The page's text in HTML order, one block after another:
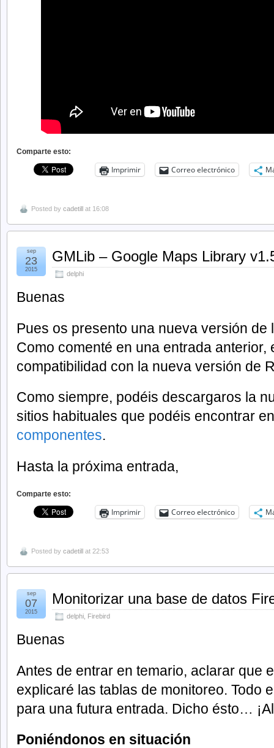
Comparte esto:
Imprimir Correo electrónico
Posted by cadetill at 16:08
GMLib – Google Maps Library
delphi
sep
23
2015
Buenas
Pues os presento una nueva versión
Como comenté en una entrada anterior,
compatibilidad con la nueva versión de
Como siempre, podéis descargaros la
sitios habituales que podéis encontrar
componentes.
Hasta la próxima entrada,
Comparte esto:
Imprimir Correo electrónico
Posted by cadetill at 22:53
Monitorizar una base de datos
delphi Firebird
sep
07
2015
Buenas
Antes de entrar en temario, aclarar que
explicaré las tablas de monitoreo. Todo
para una futura entrada. Dicho ésto…
Poniéndonos en situación